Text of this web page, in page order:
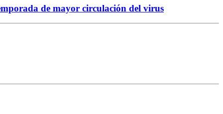
de mayor circulación del virus